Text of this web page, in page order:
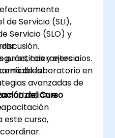
de Servicio (SLI),
Servicio (SLO) y
tolerantes a
avanzadas de
e
prácticas y ejercicios.
de laboratorio en
del Curso
este curso,